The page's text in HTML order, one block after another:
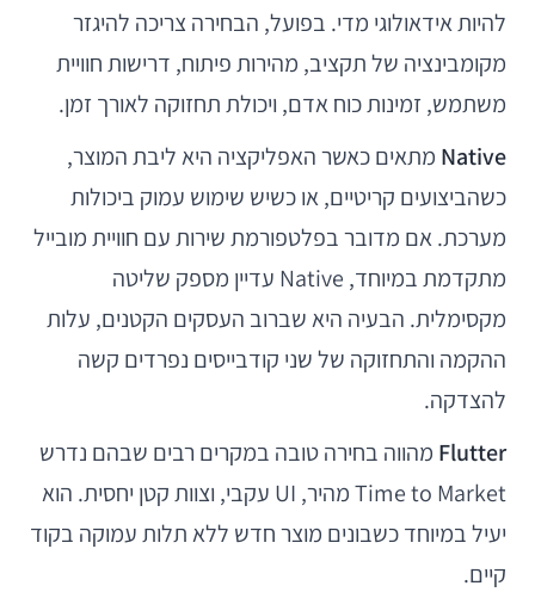
להיות אידאולוגי מדי. בפועל, הבחירה צריכה להיגזר
מקומבינציה של תקציב, מהירות פיתוח, דרישות חוויית
משתמש, זמינות כוח אדם, ויכולת תחזוקה לאורך זמן.
Native מתאים כאשר האפליקציה היא ליבת המוצר,
כשהביצועים קריטיים, או כשיש שימוש עמוק ביכולות
מערכת. אם מדובר בפלטפורמת שירות עם חוויית מובייל
מתקדמת במיוחד, Native עדיין מספק שליטה
מקסימלית. הבעיה היא שברוב העסקים הקטנים, עלות
ההקמה והתחזוקה של שני קודבייסים נפרדים קשה
להצדקה.
Flutter מהווה בחירה טובה במקרים רבים שבהם נדרש
Time to Market מהיר, UI עקבי, וצוות קטן יחסית. הוא
יעיל במיוחד כשבונים מוצר חדש ללא תלות עמוקה בקוד
קיים.